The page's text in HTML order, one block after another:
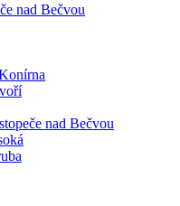
nad Bečvou
nad Bečvou